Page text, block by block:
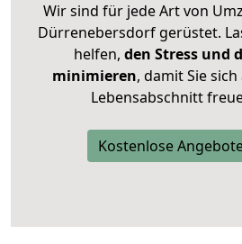
Wir sind für jede Art von
Dürrenebersdorf gerüstet.
helfen, den Stress und
minimieren, damit Sie
Lebensabschnitt
Kostenlose